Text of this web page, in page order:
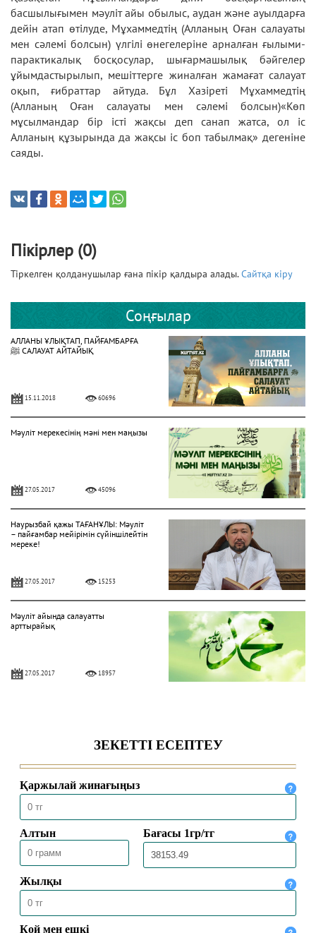
басшылығымен мәуліт айы обылыс, аудан және ауылдарға
дейін атап өтілуде, Мұхаммедтің (Алланың Оған салауаты
мен сәлемі болсын) үлгілі өнегелеріне арналған ғылыми-
парактикалық босқосулар, шығармашылық бәйгелер
ұйымдастырылып, мешіттерге жиналған жамағат салауат
оқып, ғибраттар айтуда. Бұл Хазіреті Мұхаммедтің
(Алланың Оған салауаты мен сәлемі болсын)«Көп
мұсылмандар бiр iстi жақсы деп санап жатса, ол iс
Алланың құзырында да жақсы іс боп табылмақ» дегеніне
саяды.
Пікірлер (0)
Тіркелген қолданушылар ғана пікір қалдыра алады.Сайтқа кіру
Соңғылар
АЛЛАНЫ ҰЛЫҚТАП, ПАЙҒАМБАРҒА
ﷺ САЛАУАТ АЙТАЙЫҚ
15.11.2018 60696
Мәуліт мерекесінің мәні мен маңызы
27.05.2017 45096
Наурызбай қажы ТАҒАНҰЛЫ: Мәуліт
– пайғамбар мейірімін сүйіншілейтін
мереке!
27.05.2017 15253
Мәуліт айында салауатты
арттырайық
27.05.2017 18957
27.05.2017 11440
Нұрбек Есмағанбет: МҮБӘРАК
МӘУЛІТ МЕРЕКЕСІ
27.05.2017